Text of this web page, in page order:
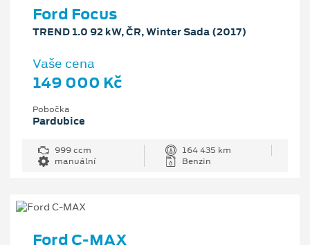
Ford Focus
TREND 1.0 92 kW, ČR, Winter Sada (2017)
Vaše cena
149 000 Kč
Pobočka
Pardubice
999 ccm
164 435 km
manuální
Benzin
Ford C-MAX